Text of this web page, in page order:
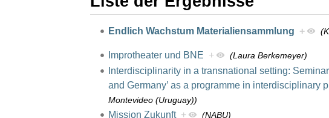
Endlich Wachstum Materialiensammlung +
Improtheater und BNE + (Laura Berkemeyer)
Interdisciplinarity in a transnational setting:
and Germany’ as a programme in interdisciplinary
Montevideo (Uruguay))
Mission Zukunft + (NABU)